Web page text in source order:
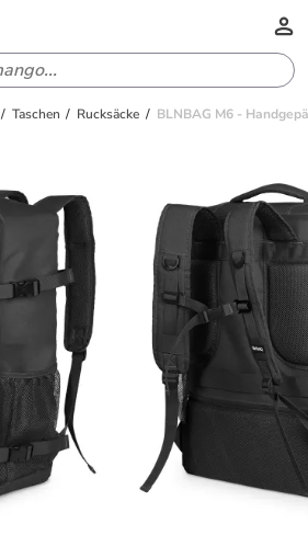
Taschen Rucksäcke BLNBAG M6 -